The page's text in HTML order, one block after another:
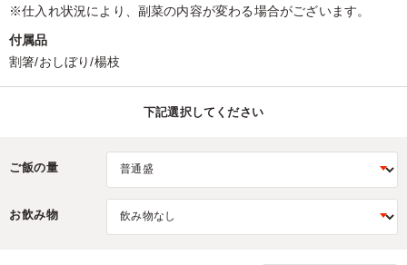
※仕入れ状況により、副菜の内容が変わる場合がございます。
付属品
割箸/おしぼり/楊枝
下記選択してください
ご飯の量
お飲み物